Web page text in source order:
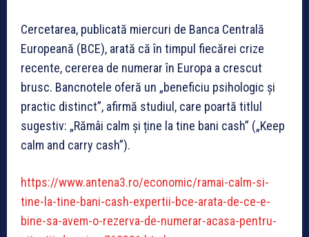
Cercetarea, publicată miercuri de Banca Centrală
Europeană (BCE), arată că în timpul fiecărei crize
recente, cererea de numerar în Europa a crescut
brusc. Bancnotele oferă un „beneficiu psihologic și
practic distinct”, afirmă studiul, care poartă titlul
sugestiv: „Rămâi calm și ține la tine bani cash” („Keep
calm and carry cash”).
https://www.antena3.ro/economic/ramai-calm-si-
tine-la-tine-bani-cash-expertii-bce-arata-de-ce-e-
bine-sa-avem-o-rezerva-de-numerar-acasa-pentru-